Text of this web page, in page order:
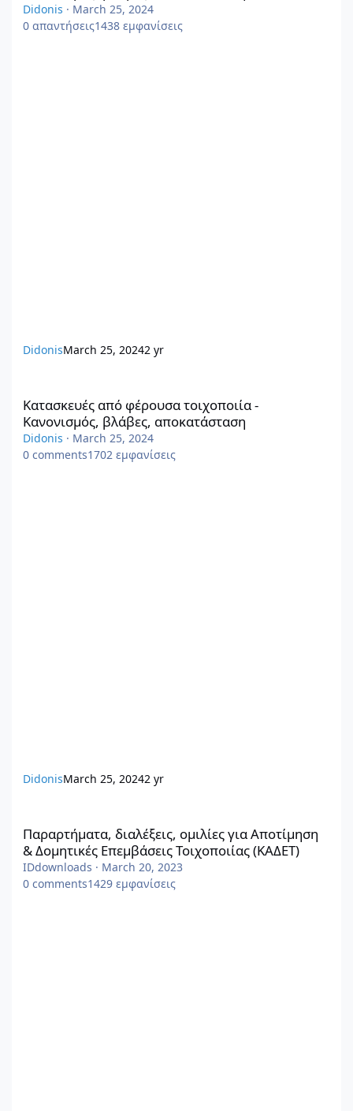
Didonis · March 25, 2024
0 απαντήσεις1438 εμφανίσεις
DidonisMarch 25, 20242 yr
Κατασκευές από φέρουσα τοιχοποιία -
Κανονισμός, βλάβες, αποκατάσταση
Didonis · March 25, 2024
0 comments1702 εμφανίσεις
DidonisMarch 25, 20242 yr
Παραρτήματα, διαλέξεις, ομιλίες για Αποτίμηση
& Δομητικές Επεμβάσεις Τοιχοποιίας (ΚΑΔΕΤ)
IDdownloads · March 20, 2023
0 comments1429 εμφανίσεις